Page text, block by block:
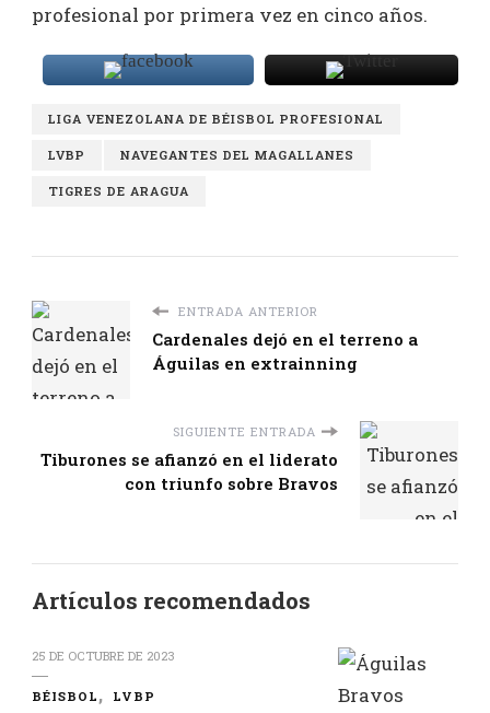
profesional por primera vez en cinco años.
LIGA VENEZOLANA DE BÉISBOL PROFESIONAL
LVBP NAVEGANTES DEL MAGALLANES
TIGRES DE ARAGUA
ENTRADA ANTERIOR
Cardenales dejó en el terreno a
Águilas en extrainning
SIGUIENTE ENTRADA
Tiburones se afianzó en el liderato
con triunfo sobre Bravos
Artículos recomendados
25 DE OCTUBRE DE 2023
BÉISBOL LVBP